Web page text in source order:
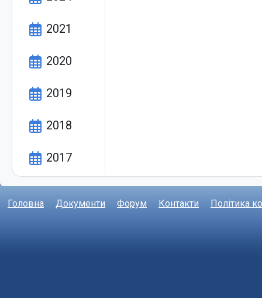
Головна Документи Форум Контакти Політика